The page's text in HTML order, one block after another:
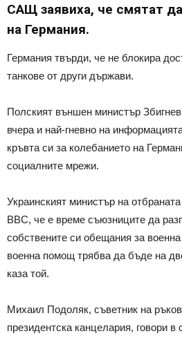
САЩ заявиха, че смятат
на Германия.
Германия твърди, че не блокира
танкове от други държави.
Полският външен министър
вчера и най-гневно на
кръвта си за колебанието на
социалните мрежи.
Украинският министър на
BBC, че е време съюзниците да
собствените си обещания за
военна помощ трябва да бъде на
каза той.
Михаил Подоляк, съветник на
президентска канцелария, говори